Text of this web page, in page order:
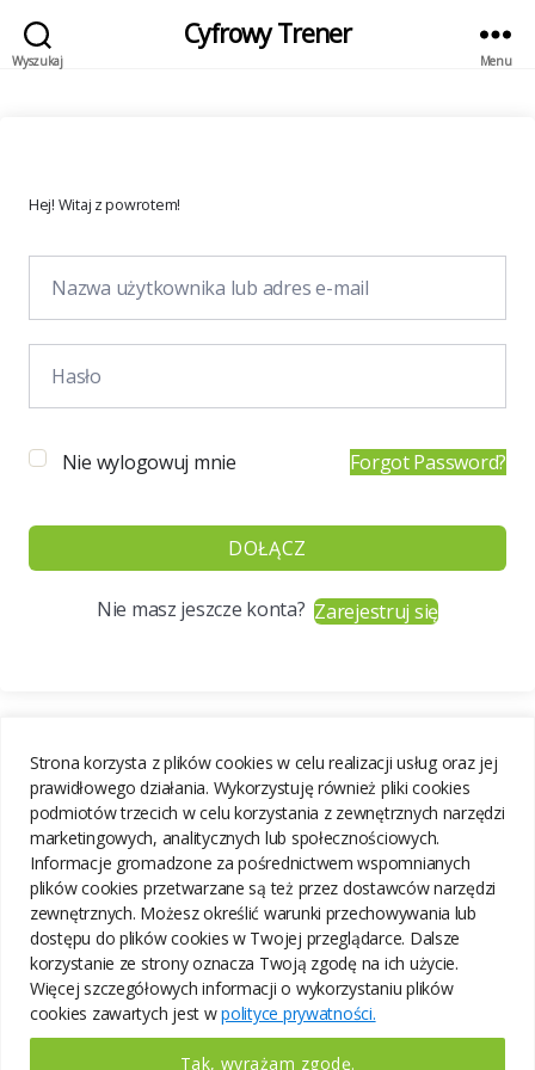
Strona korzysta z plików cookies w celu realizacji usług oraz jej
prawidłowego działania. Wykorzystuję również pliki cookies
podmiotów trzecich w celu korzystania z zewnętrznych narzędzi
marketingowych, analitycznych lub społecznościowych.
Informacje gromadzone za pośrednictwem wspomnianych
plików cookies przetwarzane są też przez dostawców narzędzi
zewnętrznych. Możesz określić warunki przechowywania lub
dostępu do plików cookies w Twojej przeglądarce. Dalsze
korzystanie ze strony oznacza Twoją zgodę na ich użycie.
Więcej szczegółowych informacji o wykorzystaniu plików
cookies zawartych jest wpolityce prywatności.
Tak, wyrażam zgodę.
Wyszukaj
Cyfrowy Trener
Menu
Hej! Witaj z powrotem!
Nie wylogowuj mnie Forgot Password?
DOŁĄCZ
Nie masz jeszcze konta?Zarejestruj się